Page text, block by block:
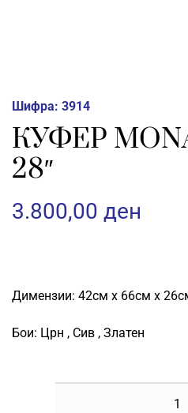
Контакт
Шифра: 3914
КУФЕР
28″
3.800,00 ден
Димензии: 42см х 66см х
Бои: Црн , Сив , Златен